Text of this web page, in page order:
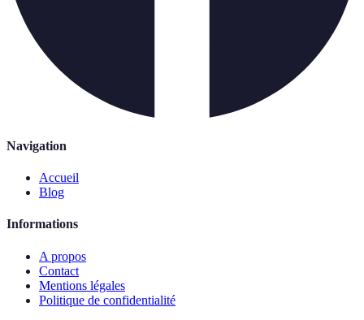
Navigation
Accueil
Blog
Informations
A propos
Contact
Mentions légales
Politique de confidentialité